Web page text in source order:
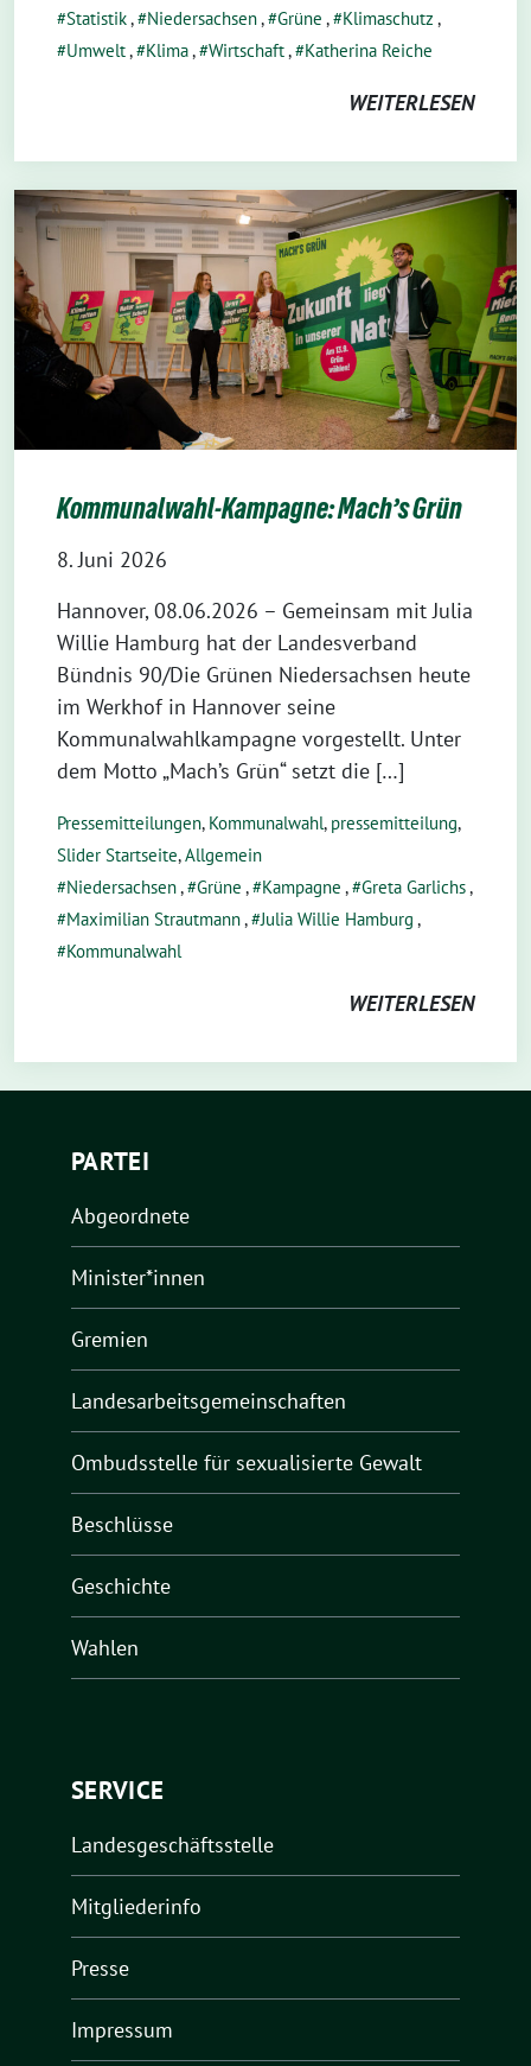
Statistik, Niedersachsen, Grüne , Klimaschutz ,
Umwelt, Klima, Wirtschaft, Katherina Reiche
WEITERLESEN
Kommunalwahl-Kampagne: Mach’s Grün
8. Juni 2026
Hannover, 08.06.2026 – Gemeinsam mit Julia
Willie Hamburg hat der Landesverband
Bündnis 90/Die Grünen Niedersachsen heute
im Werkhof in Hannover seine
Kommunalwahlkampagne vorgestellt. Unter
dem Motto „Mach’s Grün“ setzt die […]
Pressemitteilungen, Kommunalwahl, pressemitteilung,
Slider Startseite,Allgemein
Niedersachsen, Grüne , Kampagne , Greta Garlichs,
Maximilian Strautmann, Julia Willie Hamburg ,
Kommunalwahl
WEITERLESEN
PARTEI
Abgeordnete
Minister*innen
Gremien
Landesarbeitsgemeinschaften
Ombudsstelle für sexualisierte Gewalt
Beschlüsse
Geschichte
Wahlen
SERVICE
Landesgeschäftsstelle
Mitgliederinfo
Presse
Impressum